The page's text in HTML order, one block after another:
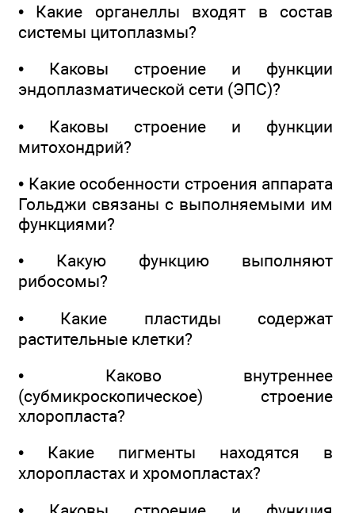
• Какие органеллы входят в состав
системы цитоплазмы?
• Каковы строение и функции
эндоплазматической сети (ЭПС)?
• Каковы строение и функции
митохондрий?
• Какие особенности строения аппарата
Гольджи связаны с выполняемыми им
функциями?
• Какую функцию выполняют
рибосомы?
• Какие пластиды содержат
растительные клетки?
• Каково внутреннее
(субмикроскопическое) строение
хлоропласта?
• Какие пигменты находятся в
хлоропластах и хромопластах?